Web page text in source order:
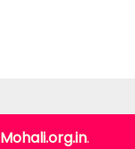
Mohali.org.in.